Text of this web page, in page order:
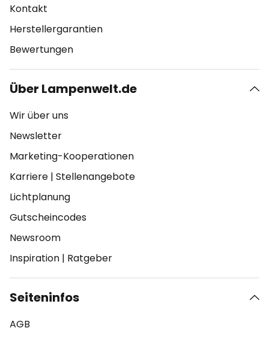
Kontakt
Herstellergarantien
Bewertungen
Über Lampenwelt.de
Wir über uns
Newsletter
Marketing-Kooperationen
Karriere | Stellenangebote
Lichtplanung
Gutscheincodes
Newsroom
Inspiration | Ratgeber
Seiteninfos
AGB